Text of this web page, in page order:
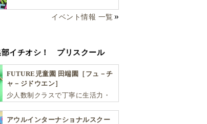
イベント情報 一覧
部イチオシ！ プリスクール
FUTURE児童園 田端園［フュ－チ
ャ－ジドウエン］
少人数制クラスで丁寧に生活力・
能性を広げます！
アウルインターナショナルスクー